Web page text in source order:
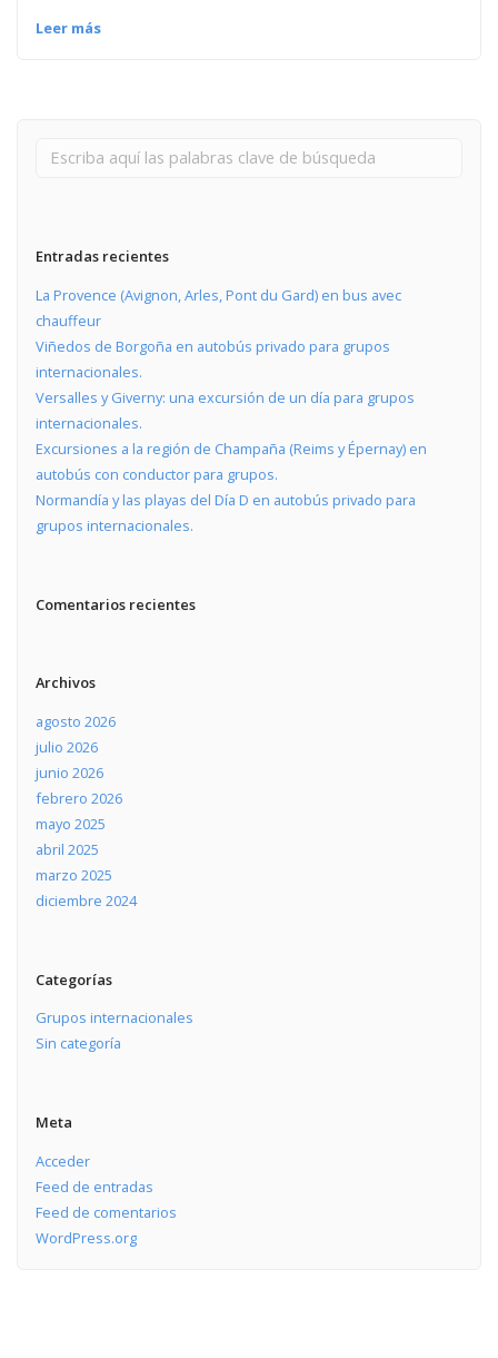
Leer más
Entradas recientes
La Provence (Avignon, Arles, Pont du Gard) en bus avec
chauffeur
Viñedos de Borgoña en autobús privado para grupos
internacionales.
Versalles y Giverny: una excursión de un día para grupos
internacionales.
Excursiones a la región de Champaña (Reims y Épernay) en
autobús con conductor para grupos.
Normandía y las playas del Día D en autobús privado para
grupos internacionales.
Comentarios recientes
Archivos
agosto 2026
julio 2026
junio 2026
febrero 2026
mayo 2025
abril 2025
marzo 2025
diciembre 2024
Categorías
Grupos internacionales
Sin categoría
Meta
Acceder
Feed de entradas
Feed de comentarios
WordPress.org